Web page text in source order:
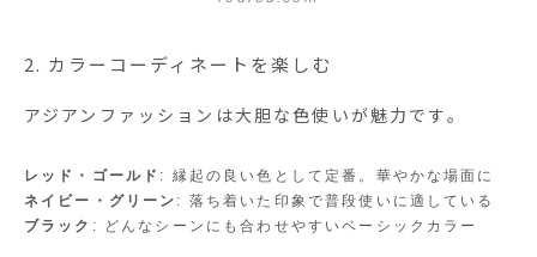
2. カラーコーディネートを楽しむ
アジアンファッションは大胆な色使いが魅力です。
レッド・ゴールド : 縁起の良い色として定番。華やかな場面に
ネイビー・グリーン : 落ち着いた印象で普段使いに適している
ブラック : どんなシーンにも合わせやすいベーシックカラー